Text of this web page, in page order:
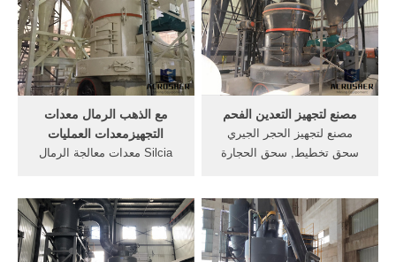
في القارة الأفريقية". أعرف
أكثر
أفريقيا مصنع الذهب خام,
الحديد الخام في مصنع لتجهيز
الجاف للبيع في ماليزيا الحديد
مصنع .
مع الذهب الرمال معدات
التجهيزمعدات العمليات
Silcia معدات معالجة الرمال
معالجة خام الذهب للبيع. tph
مصنع معالجة خام الذهب للبيع
tph مصنع معالجة خام الذهب
مصنع لتجهيز التعدين الفحم
مصنع لتجهيز الحجر الجيري
سحق تخطيط, سحق الحجارة
تخطيط مصنع لتجهيز التعدين,
مصنع الاسمنت مع عملية
مطحنة الكرة الحجر الجيري